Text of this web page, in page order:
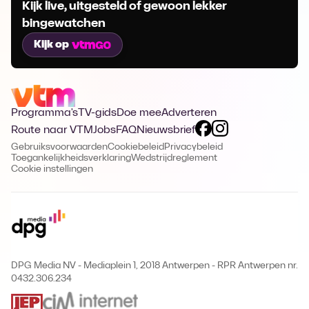
Kijk live, uitgesteld of gewoon lekker
bingewatchen
Kijk op
Programma's TV-gidsDoe meeAdverteren
Route naar VTMJobsFAQNieuwsbrief
GebruiksvoorwaardenCookiebeleid Privacybeleid
ToegankelijkheidsverklaringWedstrijdreglement
Cookie instellingen
DPG Media NV - Mediaplein 1, 2018 Antwerpen - RPR Antwerpen nr.
0432.306.234